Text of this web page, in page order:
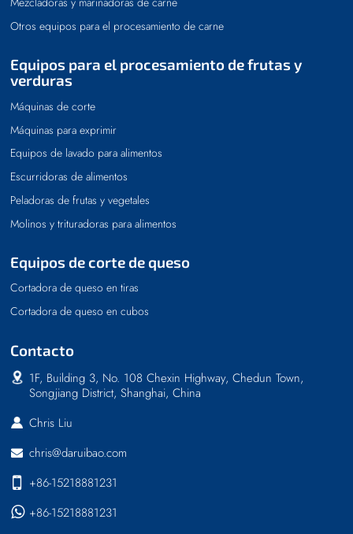
Otros equipos para el procesamiento de carne
Equipos para el procesamiento de frutas y
verduras
Máquinas de corte
Máquinas para exprimir
Equipos de lavado para alimentos
Escurridoras de alimentos
Peladoras de frutas y vegetales
Molinos y trituradoras para alimentos
Equipos de corte de queso
Cortadora de queso en tiras
Cortadora de queso en cubos
Contacto
1F, Building 3, No. 108 Chexin Highway, Chedun Town,
Songjiang District, Shanghai, China
Chris Liu
chris@daruibao.com
+86-15218881231
+86-15218881231